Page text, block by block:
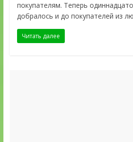
покупателям. Теперь
добралось и до покупателей из
Читать далее